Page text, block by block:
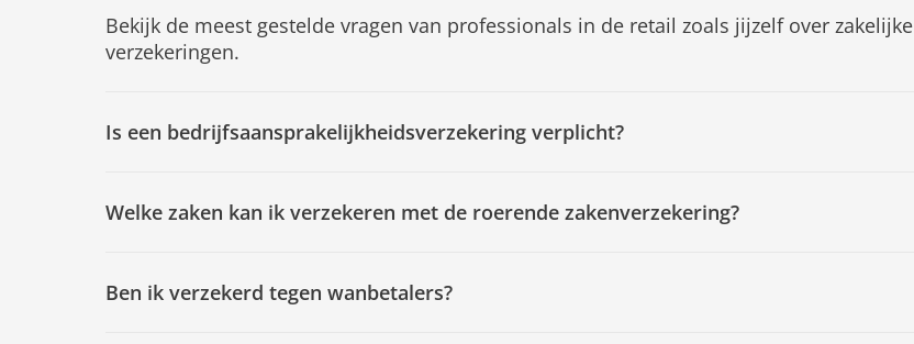
Bekijk de meest gestelde vragen van professionals in de retail zoals jijzelf over zakelijke
verzekeringen.
Is een bedrijfsaansprakelijkheidsverzekering verplicht?
Welke zaken kan ik verzekeren met de roerende zakenverzekering?
Ben ik verzekerd tegen wanbetalers?